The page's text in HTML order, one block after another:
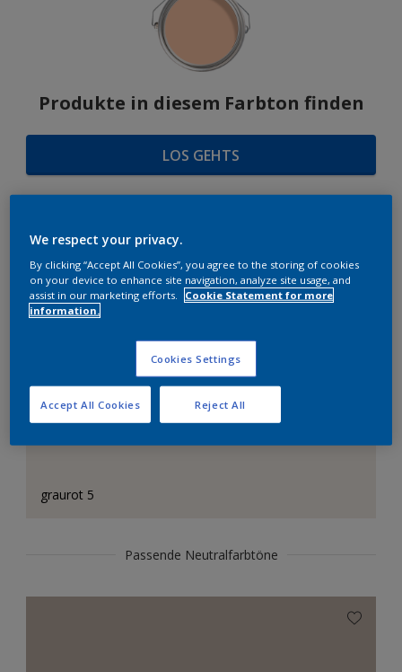
Produkte in diesem Farbton finden
LOS GEHTS
FARBAUSWAHL
graurot 5
Passende Neutralfarbtöne
We respect your privacy.
By clicking “Accept All Cookies”, you agree to the storing of cookies
on your device to enhance site navigation, analyze site usage, and
assist in our marketing efforts.
Cookie Statement for more
information.
Cookies Settings
Reject All
Accept All Cookies